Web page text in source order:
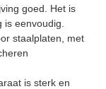
goed. Het is
eenvoudig.
staalplaten, met
is sterk en